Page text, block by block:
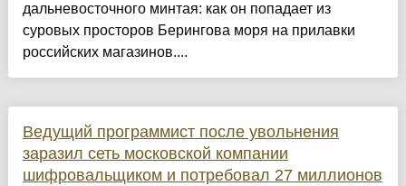
дальневосточного минтая: как он попадает из
суровых просторов Берингова моря на прилавки
российск их магазинов....
Ведущий программист после увольнения
заразил сеть московской компании
шифровальщиком и потребовал 27 миллионов